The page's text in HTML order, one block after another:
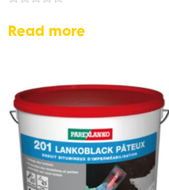
0
out
Read more